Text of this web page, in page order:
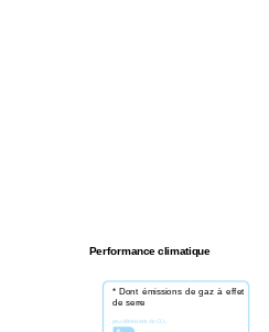
Performance climatique
* Dont émissions de gaz à effet
de serre
peu d'émissions de CO₂